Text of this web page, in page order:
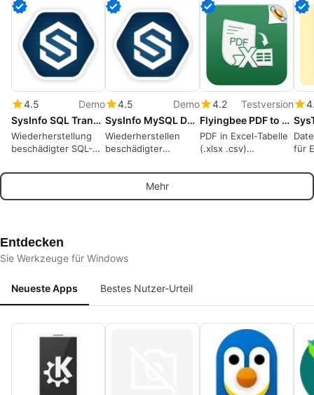
4.5
Demo
SysInfo SQL Transaction Log Recovery
Wiederherstellung
beschädigter SQL-
und einfaches
verlorener
4.5
Demo
SysInfo MySQL Database Recovery Tool for Windows
Wiederherstellen
beschädigter
Datenbankdateien
und verlorene Daten
einfach
4.2
Testversion
Flyingbee PDF to Excel Converter
PDF in Excel-Tabelle
(.xlsx .csv)
offline,
Datenwiederherstellung
für
den
Mehr
Entdecken
Sie Werkzeuge für Windows
Neueste Apps Bestes Nutzer-Urteil